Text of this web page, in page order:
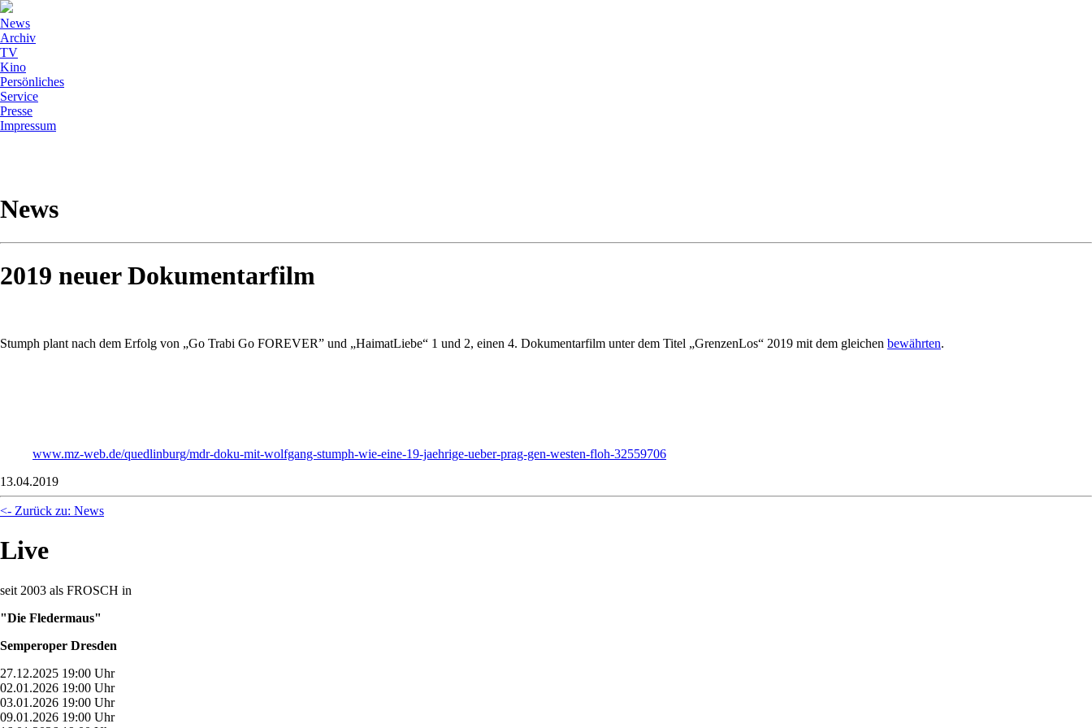
News
Archiv
TV
Kino
Persönliches
Service
Presse
Impressum
News
2019 neuer Dokumentarfilm
Stumph plant nach dem Erfolg von „Go Trabi Go FOREVER” und „HaimatLiebe“ 1 und 2, einen 4. Dokumentarfilm unter dem Titel „GrenzenLos“ 2019 mit dem gleichen bewährten.
www.mz-web.de/quedlinburg/mdr-doku-mit-wolfgang-stumph-wie-eine-19-jaehrige-ueber-prag-gen-westen-floh-32559706
13.04.2019
<- Zurück zu: News
Live
seit 2003 als FROSCH in
"Die Fledermaus"
Semperoper Dresden
27.12.2025 19:00 Uhr
02.01.2026 19:00 Uhr
03.01.2026 19:00 Uhr
09.01.2026 19:00 Uhr